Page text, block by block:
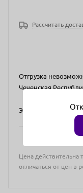
Рассчитать
Отгрузка
Чеченская
Это связано с
Цена действительна
отличаться от цен в